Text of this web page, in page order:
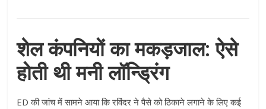
शेल कंपनियों का मकड़जाल: ऐसे
होती थी मनी लॉन्ड्रिंग
ED की जांच में सामने आया कि रविंदर ने पैसे को ठिकाने लगाने के लिए कई